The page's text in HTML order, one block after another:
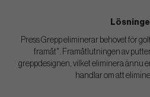
Press Grepp eliminerar behovet för
framåt". Framåtlutningen av
greppdesignen, vilket eliminera ännu
handlar om att